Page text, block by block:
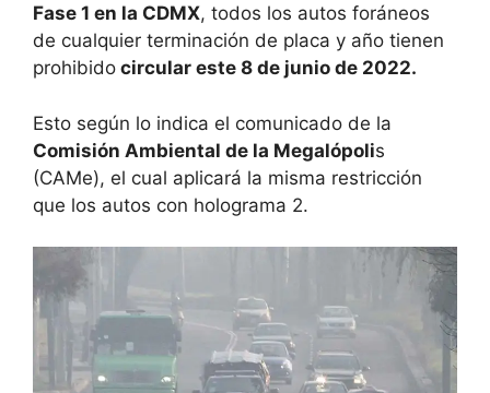
Fase 1 en la CDMX, todos los autos foráneos
de cualquier terminación de placa y año tienen
prohibido circular este 8 de junio de 2022.
Esto según lo indica el comunicado de la
Comisión Ambiental de la Megalópolis
(CAMe), el cual aplicará la misma restricción
que los autos con holograma 2.